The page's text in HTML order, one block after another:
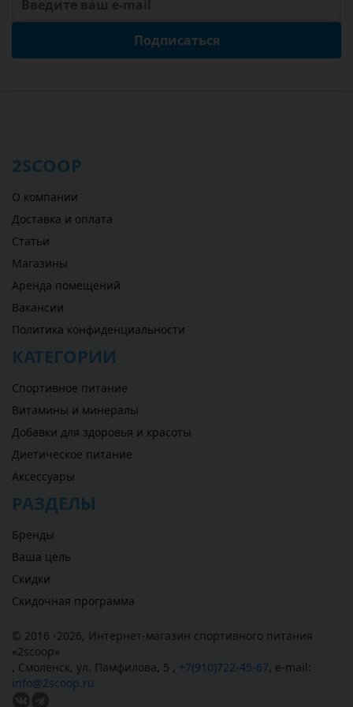
Подписаться
2SCOOP
О компании
Доставка и оплата
Статьи
Магазины
Аренда помещений
Вакансии
Политика конфиденциальности
КАТЕГОРИИ
Спортивное питание
Витамины и минералы
Добавки для здоровья и красоты
Диетическое питание
Аксессуары
РАЗДЕЛЫ
Бренды
Ваша цель
Скидки
Скидочная программа
© 2016 -2026, Интернет-магазин спортивного питания
«2scoop»
, Смоленск, ул. Памфилова, 5 , +7(910)722-45-67, e-mail:
info@2scoop.ru